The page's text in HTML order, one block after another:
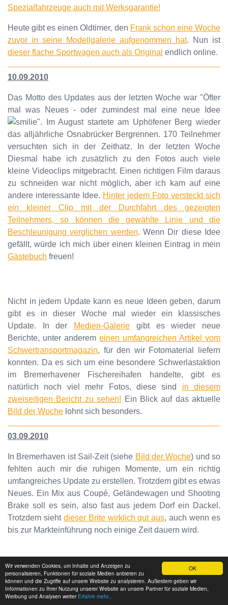
OK
Wir verwenden Cookies, um Inhalte und Anzeigen zu
personalisieren, Funktionen für soziale Medien anbieten zu
können und die Zugriffe auf unsere Website zu analysieren. Außerdem geben wir
Informationen zu Ihrer Nutzung unserer Website an unsere Partner für soziale Medien,
Werbung und Analysen weiter Erfahre mehr...
Spezialfahrzeuge auch mit Werksgarantie!
Heute gibt es einen Oldtimer, den Frank schon eine Woche
zuvor in seine Modellgalerie aufgenommen hat. Nun ist
dieser flache Sportwagen auch als Original endlich online.
10.09.2010
Das Motto des Updates aus der letzten Woche war "Öfter
mal was Neues - oder zumindest mal eine neue Idee
". Im August startete am Uphöfener Berg wieder
das alljährliche Osnabrücker Bergrennen. 170 Teilnehmer
versuchten sich in der Zeithatz. In der letzten Woche
Diesmal habe ich zusätzlich zu den Fotos auch viele
kleine Videoclips mitgebracht. Einen richtigen Film daraus
zu schneiden war nicht möglich, aber ich kam auf eine
andere interessante Idee. Hinter jedem Foto versteckt sich
ein kleiner Clip mit der Durchfahrt des gezeigten
Teilnehmers, so können die gewählte Linie und die
Beschleunigung verglichen werden. Wenn Dir diese Idee
gefällt, würde ich mich über einen kleinen Eintrag in mein
Gästebuch freuen!
Nicht in jedem Update kann es neue Ideen geben, darum
gibt es in dieser Woche mal wieder ein klassisches
Update. In der
Medien-Galerie gibt es wieder neue
Berichte, unter anderem einen umfangreichen Artikel vom
Schwertransportmagazin, für den wir Fotomaterial liefern
konnten. Da es sich um eine besondere Schwerlastaktion
im Bremerhavener Fischereihafen handelte, gibt es
natürlich noch viel mehr Fotos, diese sind in diesem
zweiseitigen Bericht zu sehen! Ein Blick auf das aktuelle
Bild der Woche lohnt sich besonders.
03.09.2010
In Bremerhaven ist Sail-Zeit (siehe Bild der Woche) und so
fehlten auch mir die ruhigen Momente, um ein richtig
umfangreiches Update zu erstellen. Trotzdem gibt es etwas
Neues. Ein Mix aus Coupé, Geländewagen und Shooting
Brake soll es sein, also fast aus jedem Dorf ein Dackel.
Trotzdem sieht dieser Brite wirklich gut aus, auch wenn es
bis zur Markteinführung noch einige Zeit dauern wird.
Öfter mal was Neues - oder zumindest mal eine neue Idee
. Im August startete am Uphöfener Berg wieder das
alljährliche Osnabrücker Bergrennen. 170 Teilnehmer